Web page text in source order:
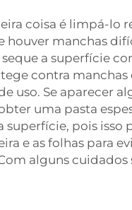
coisa é limpá-lo
manchas
a superfície
contra manchas
uso. Se aparecer
uma pasta
superfície, pois
e as folhas para
alguns